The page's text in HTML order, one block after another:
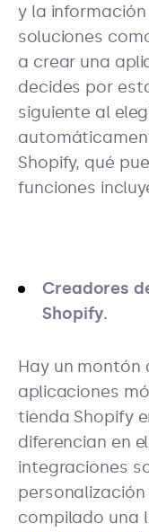
y la
soluciones
a crear una
decides por
siguiente al
Shopify, qué
funciones
Creadores
Shopify.
Hay un
aplicaciones
tienda Shopify
diferencian en
integraciones
compilado una